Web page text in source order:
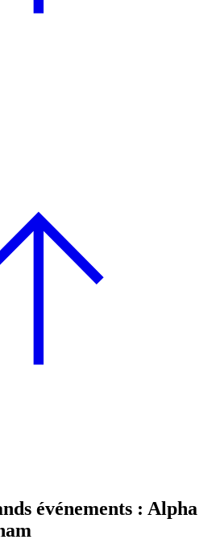
événements : Alpha